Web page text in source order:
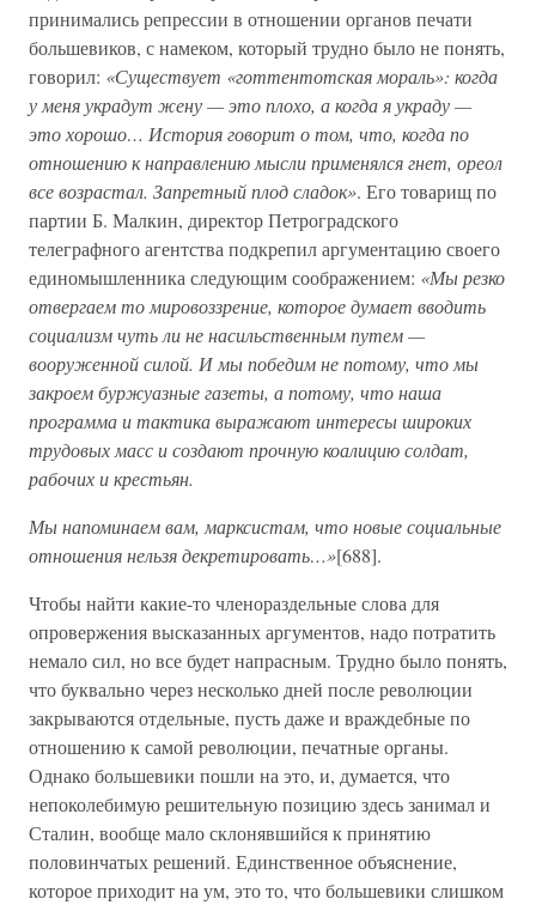
принимались репрессии в отношении органов печати
большевиков, с намеком, который трудно было не понять,
говорил: «Существует «готтентотская мораль»: когда
у меня украдут жену — это плохо, а когда я украду —
это хорошо… История говорит о том, что, когда по
отношению к направлению мысли применялся гнет, ореол
все возрастал. Запретный плод сладок». Его товарищ по
партии Б. Малкин, директор Петроградского
телеграфного агентства подкрепил аргументацию своего
единомышленника следующим соображением: «Мы резко
отвергаем то мировоззрение, которое думает вводить
социализм чуть ли не насильственным путем —
вооруженной силой. И мы победим не потому, что мы
закроем буржуазные газеты, а потому, что наша
программа и тактика выражают интересы широких
трудовых масс и создают прочную коалицию солдат,
рабочих и крестьян.
Мы напоминаем вам, марксистам, что новые социальные
отношения нельзя декретировать…»[688].
Чтобы найти какие-то членораздельные слова для
опровержения высказанных аргументов, надо потратить
немало сил, но все будет напрасным. Трудно было понять,
что буквально через несколько дней после революции
закрываются отдельные, пусть даже и враждебные по
отношению к самой революции, печатные органы.
Однако большевики пошли на это, и, думается, что
непоколебимую решительную позицию здесь занимал и
Сталин, вообще мало склонявшийся к принятию
половинчатых решений. Единственное объяснение,
которое приходит на ум, это то, что большевики слишком